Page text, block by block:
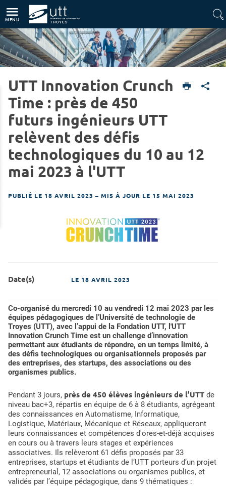
MENU
Home UTT
UTT Innovation Crunch
Time : près de 450
futurs ingénieurs UTT
relèvent des défis
technologiques du 10 au 12
mai 2023 à l'UTT
PUBLIÉ LE 18 AVRIL 2023 – MIS À JOUR LE 15 MAI 2023
Date(s) LE 18 AVRIL 2023
Co-organisé du mercredi 10 au vendredi 12 mai 2023 par les
équipes pédagogiques de l’Université de technologie de
Troyes (UTT), avec l’appui de la Fondation UTT, l'UTT
Innovation Crunch Time est un challenge d’innovation
permettant aux étudiants de répondre, en un temps limité, à
des défis technologiques ou organisationnels proposés par
des entreprises, des startups, des associations ou des
organismes publics.
Pendant 3 jours, près de 450 élèves ingénieurs de l’UTT de
niveau bac+3, répartis en équipe de 6 à 8 étudiants, agrégeant
des connaissances en Automatisme, Informatique,
Logistique, Matériaux, Mécanique et Réseaux, appliqueront
leurs connaissances et compétences d'ores-et-déjà acquises
en cours ou à travers leurs stages et expériences
associatives. Ils relèveront 61 défis proposés par 33
entreprises, startups et étudiants de l’UTT porteurs d’un projet
entrepreneurial, 12 associations ou organismes publics, et
validés par l’équipe pédagogique, dans 9 thématiques :